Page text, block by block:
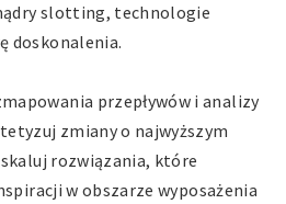
slotting, technologie
doskonalenia.
przepływów i analizy
zmiany o najwyższym
rozwiązania, które
w obszarze wyposażenia